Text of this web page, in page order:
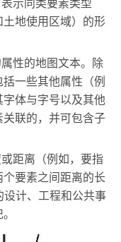
示同类要素类型
土地使用区域）的形
性的地图文本。除
一些其他属性（例
体与字号以及其他
联的，并可包含子
距离（例如，要指
要素之间距离的长
设计、工程和公共事